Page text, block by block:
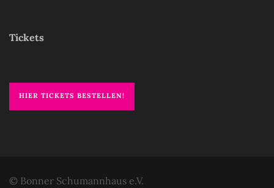
Tickets
HIER TICKETS BESTELLEN!
© Bonner Schumannhaus e.V.